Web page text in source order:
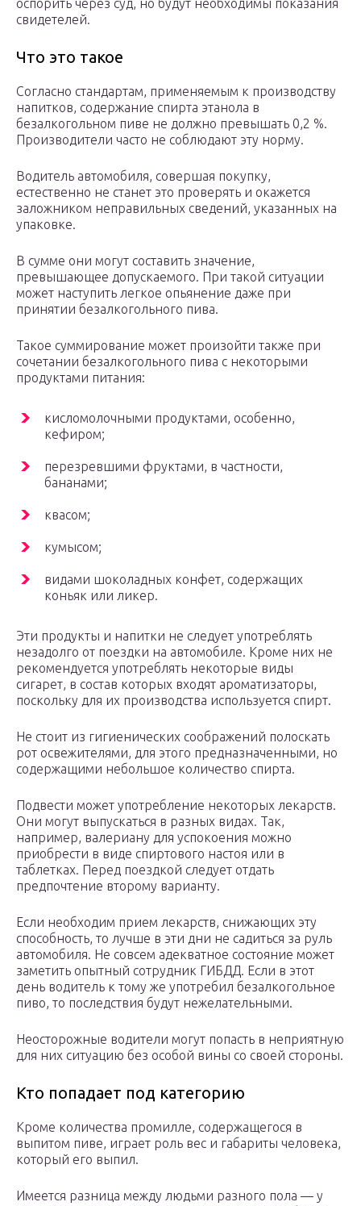
оспорить через суд, но будут необходимы показания
свидетелей.
Что это такое
Согласно стандартам, применяемым к производству
напитков, содержание спирта этанола в
безалкогольном пиве не должно превышать 0,2 %.
Производители часто не соблюдают эту норму.
Водитель автомобиля, совершая покупку,
естественно не станет это проверять и окажется
заложником неправильных сведений, указанных на
упаковке.
В сумме они могут составить значение,
превышающее допускаемого. При такой ситуации
может наступить легкое опьянение даже при
принятии безалкогольного пива.
Такое суммирование может произойти также при
сочетании безалкогольного пива с некоторыми
продуктами питания:
кисломолочными продуктами, особенно,
кефиром;
перезревшими фруктами, в частности,
бананами;
квасом;
кумысом;
видами шоколадных конфет, содержащих
коньяк или ликер.
Эти продукты и напитки не следует употреблять
незадолго от поездки на автомобиле. Кроме них не
рекомендуется употреблять некоторые виды
сигарет, в состав которых входят ароматизаторы,
поскольку для их производства используется спирт.
Не стоит из гигиенических соображений полоскать
рот освежителями, для этого предназначенными, но
содержащими небольшое количество спирта.
Подвести может употребление некоторых лекарств.
Они могут выпускаться в разных видах. Так,
например, валериану для успокоения можно
приобрести в виде спиртового настоя или в
таблетках. Перед поездкой следует отдать
предпочтение второму варианту.
Если необходим прием лекарств, снижающих эту
способность, то лучше в эти дни не садиться за руль
автомобиля. Не совсем адекватное состояние может
заметить опытный сотрудник ГИБДД. Если в этот
день водитель к тому же употребил безалкогольное
пиво, то последствия будут нежелательными.
Неосторожные водители могут попасть в неприятную
для них ситуацию без особой вины со своей стороны.
Кто попадает под категорию
Кроме количества промилле, содержащегося в
выпитом пиве, играет роль вес и габариты человека,
который его выпил.
Имеется разница между людьми разного пола — у